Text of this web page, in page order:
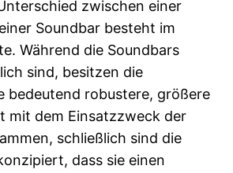
zwischen einer
Soundbar besteht im
Während die Soundbars
sind, besitzen die
bedeutend robustere, größere
mit dem Einsatzzweck der
schließlich sind die
dass sie einen